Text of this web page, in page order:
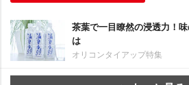
茶葉で一目瞭然の浸透力！
は
オリコンタイアップ特集